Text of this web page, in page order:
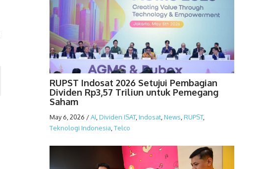
RUPST Indosat 2026 Setujui Pembagian
Dividen Rp3,57 Triliun untuk Pemegang
Saham
May 6, 2026 /AI,Dividen ISAT,Indosat,News,RUPST,
Teknologi Indonesia,Telco